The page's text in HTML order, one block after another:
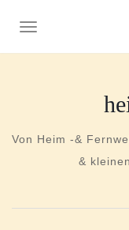
NAVIGATION
Von Heim -&
&